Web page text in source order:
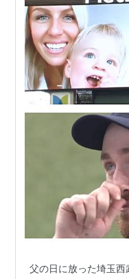
父の日に放った埼玉西